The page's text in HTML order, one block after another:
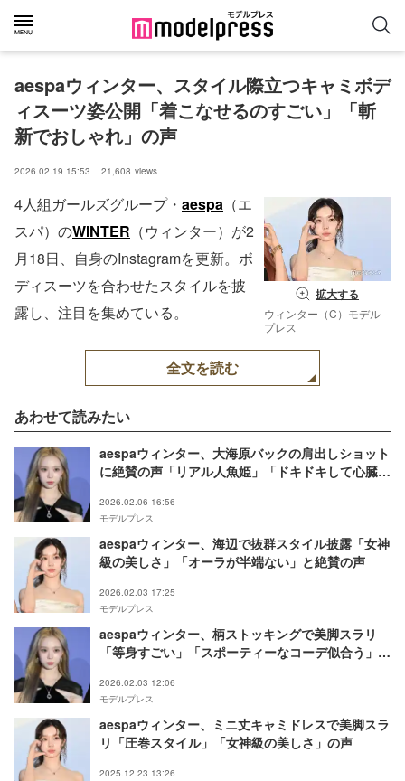
aespaウィンター、スタイル際立つキャミボデ
ィスーツ姿公開「着こなせるのすごい」「斬
新でおしゃれ」の声
2026.02.19 15:53 21,608 views
拡大する
ウィンター（C）モデル
プレス
4人組ガールズグループ・ aespa （エ
スパ）のWINTER （ウィンター）が2
月18日、自身のInstagramを更新。ボ
ディスーツを合わせたスタイルを披
露し、注目を集めている。
全文を読む
あわせて読みたい
aespaウィンター、大海原バックの肩出しショット
に絶賛の声「リアル人魚姫」「ドキドキして心臓が
2026.02.06 16:56
モデルプレス
aespaウィンター、海辺で抜群スタイル披露「女神
級の美しさ」「オーラが半端ない」と絶賛の声
2026.02.03 17:25
モデルプレス
aespaウィンター、柄ストッキングで美脚スラリ
「等身すごい」「スポーティーなコーデ似合う」と
2026.02.03 12:06
モデルプレス
aespaウィンター、ミニ丈キャミドレスで美脚スラ
リ「圧巻スタイル」「女神級の美しさ」の声
2025.12.23 13:26